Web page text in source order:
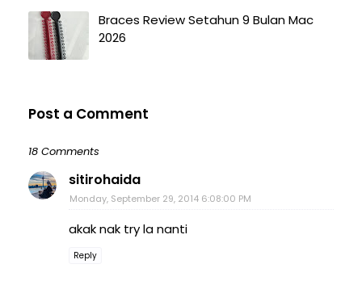
Braces Review Setahun 9 Bulan Mac
2026
Post a Comment
18 Comments
sitirohaida
Monday, September 29, 2014 6:08:00 PM
akak nak try la nanti
Reply